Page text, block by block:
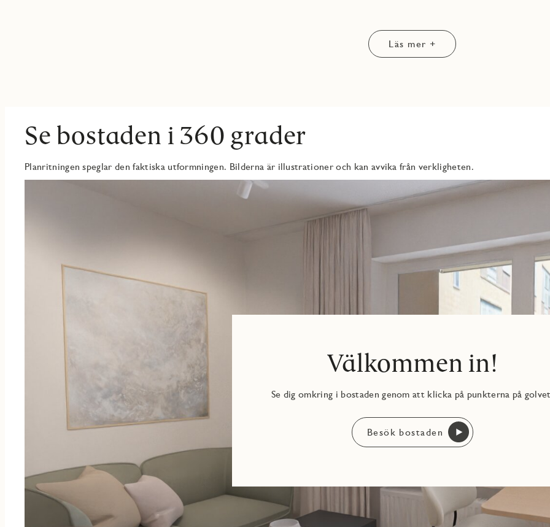
Sovalkoven är diskret placerad och ger en naturlig avskildhet från sällskapsytorna – en perfekt plats för vila och återhämtning. Här
finns plats för en säng och förvaring, vilket gör att du slipper kompromissa med vardagsrummets ytor.
avkoppling med en bok. Här finns plats för utemöbler och växter, vilket förlänger bostadens yta under årets varmare månader.
Njut av ett modernt boende med låg månadsavgift och hög standard. Ägarlägenheter erbjuder ett bekvämt och ekonomiskt
Bostaden är belägen i ett attraktivt område med närhet till både natur, service och goda kommunikationer. Här bor du med
gångavstånd till grönområden, butiker och kollektivtrafik – perfekt för dig som vill ha både stadens puls och naturens lugn inom
Läs mer +
Se bostaden i 360 grader
Planritningen speglar den faktiska utformningen. Bilderna är illustrationer och kan avvika från verkligheten.
Välkommen in!
Se dig omkring i bostaden genom att klicka på punkterna på
Besök bostaden